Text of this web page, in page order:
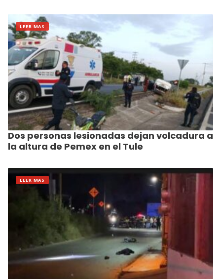
LEER MAS
Dos personas lesionadas dejan volcadura a
la altura de Pemex en el Tule
LEER MAS